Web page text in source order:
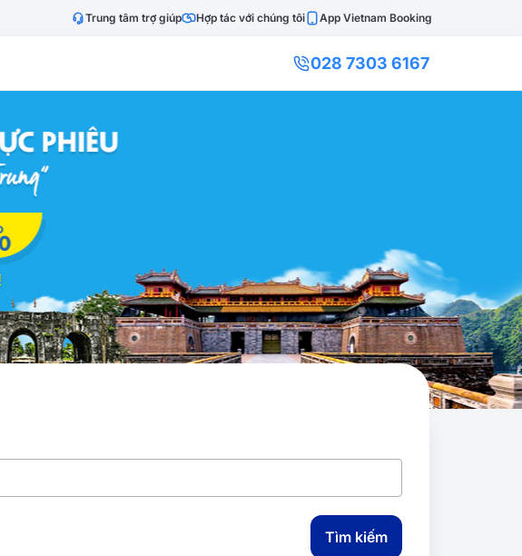
Trung tâm trợ giúp Hợp tác với chúng tôi App Vietnam Booking
028 7303 6167
Tìm kiếm